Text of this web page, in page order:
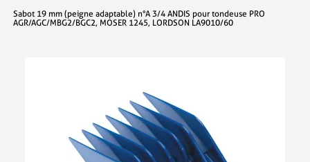
Sabot 19 mm (peigne adaptable) n°A 3/4 ANDIS pour tondeuse PRO
AGR/AGC/MBG2/BGC2, MOSER 1245, LORDSON LA9010/60